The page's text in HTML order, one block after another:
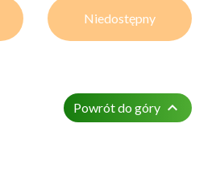
Niedostępny
Powrót do góry 